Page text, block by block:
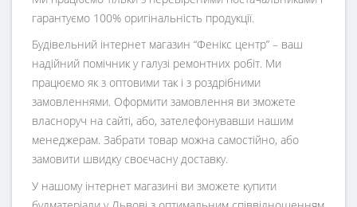
гарантуємо 100% оригінальність продукції.
Будівельний інтернет магазин “Фенікс центр” – ваш
надійний помічник у галузі ремонтних робіт. Ми
працюємо як з оптовими так і з роздрібними
замовленнями. Оформити замовлення ви зможете
власноруч на сайті, або, зателефонувавши нашим
менеджерам. Забрати товар можна самостійно, або
замовити швидку своєчасну доставку.
У нашому інтернет магазині ви зможете купити